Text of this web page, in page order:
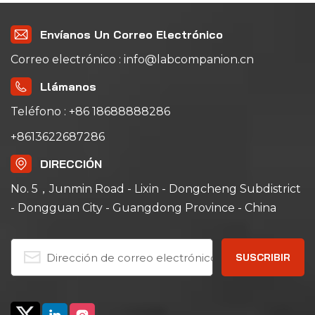
Envíanos Un Correo Electrónico
Correo electrónico : info@labcompanion.cn
Llámanos
Teléfono : +86 18688888286
+8613622687286
DIRECCIÓN
No. 5，Junmin Road - Lixin - Dongcheng Subdistrict
- Dongguan City - Guangdong Province - China